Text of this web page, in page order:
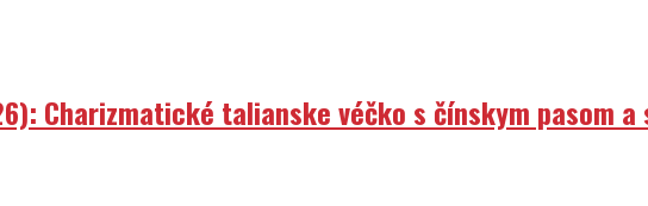
Charizmatické talianske véčko s čínskym pasom a